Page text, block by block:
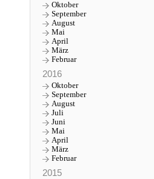
Oktober
September
August
Mai
April
März
Februar
2016
Oktober
September
August
Juli
Juni
Mai
April
März
Februar
2015